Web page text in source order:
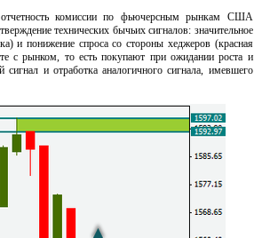
отчетность комиссии по фьючерсным рынкам США
технических бычьих сигналов: значительное
и понижение спроса со стороны хеджеров (красная
с рынком, то есть покупают при ожидании роста и
и отработка аналогичного сигнала, имевшего